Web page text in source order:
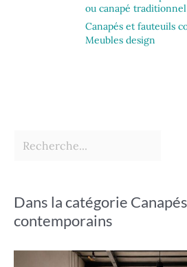
ou canapé traditionnel
Canapés et fauteuils
Meubles design
Dans la catégorie
contemporains